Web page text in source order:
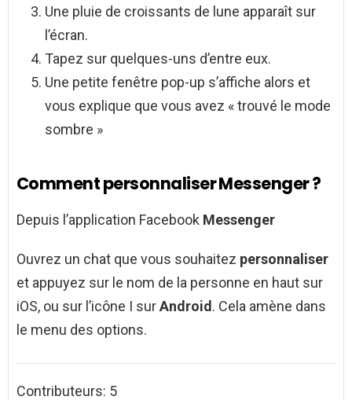
Une pluie de croissants de lune apparaît sur
l’écran.
Tapez sur quelques-uns d’entre eux.
Une petite fenêtre pop-up s’affiche alors et
vous explique que vous avez « trouvé le mode
sombre »
Comment personnaliser Messenger ?
Depuis l’application Facebook Messenger
Ouvrez un chat que vous souhaitez personnaliser
et appuyez sur le nom de la personne en haut sur
iOS, ou sur l’icône I surAndroid. Cela amène dans
le menu des options.
Contributeurs: 5